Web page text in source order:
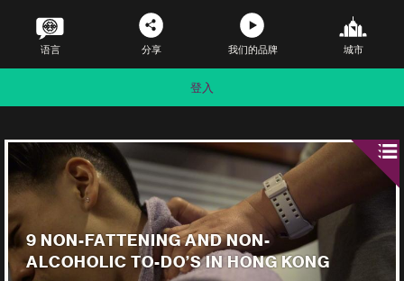
语言 分享 我们的品牌 城市
登入
9 NON-FATTENING AND NON-
ALCOHOLIC TO-DO’S IN HONG KONG